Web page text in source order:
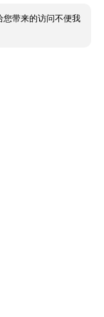
您带来的访问不便我